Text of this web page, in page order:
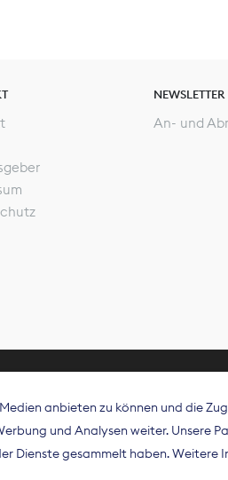
NEWSLETTER
An- und
und Zeitungsverleger
Zeitungsverlage und
anbieten zu können und die
und Analysen weiter. Unsere
Dienste gesammelt haben. Weitere